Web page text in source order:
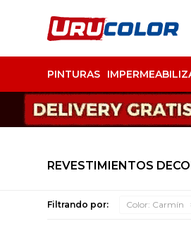
PINTURAS
REVESTIMIENTOS
Filtrando por: Color: Carmín